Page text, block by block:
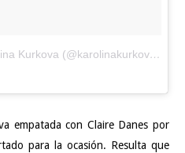
Un vídeo publicado por Karolina Kurkova (@karolinakurkova)
empatada con Claire Danes por
para la ocasión. Resulta que